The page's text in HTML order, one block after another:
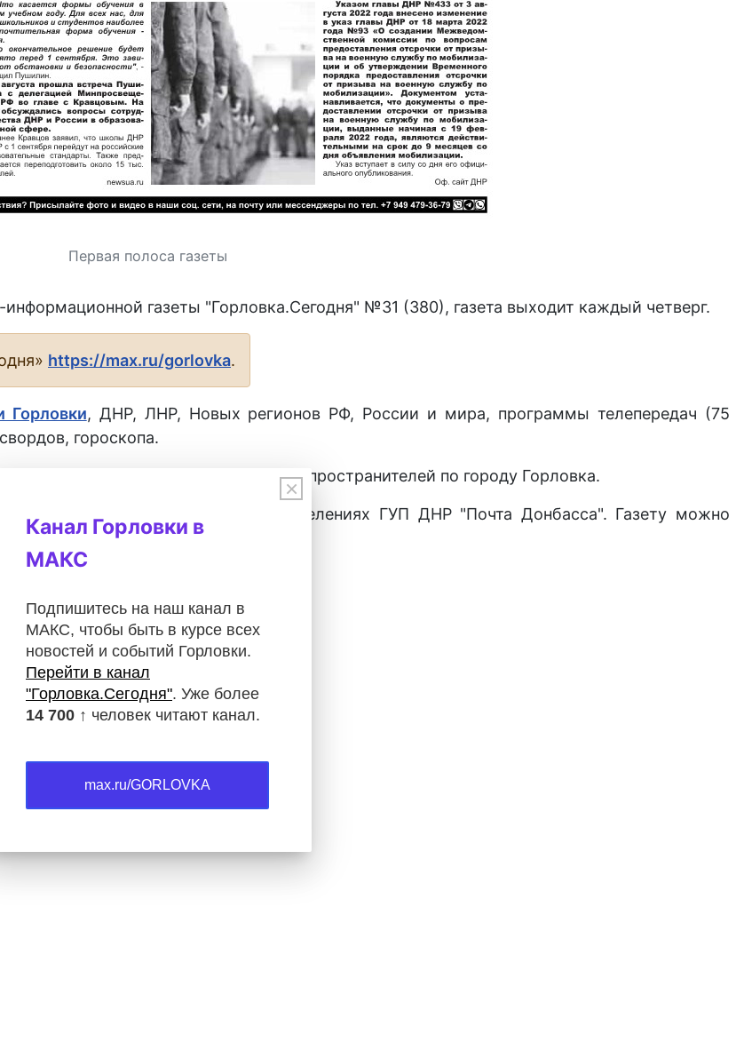
Первая полоса газеты
газеты "Горловка.Сегодня" №31 (380), газета выходит каждый четверг.
https://max.ru/gorlovka.
Горловки, ДНР, ЛНР, Новых регионов РФ, России и мира, программы телепередач (75
гороскопа.
города Горловка, а также у распространителей по городу Горловка.
ДНР
во всех почтовых отделениях ГУП ДНР "Почта Донбасса". Газету можно
ДНР.
×
Канал Горловки в
МАКС
Подпишитесь на наш канал в
МАКС, чтобы быть в курсе всех
новостей и событий Горловки.
Перейти в канал
"Горловка.Сегодня". Уже более
14 700 ↑ человек читают канал.
max.ru/GORLOVKA